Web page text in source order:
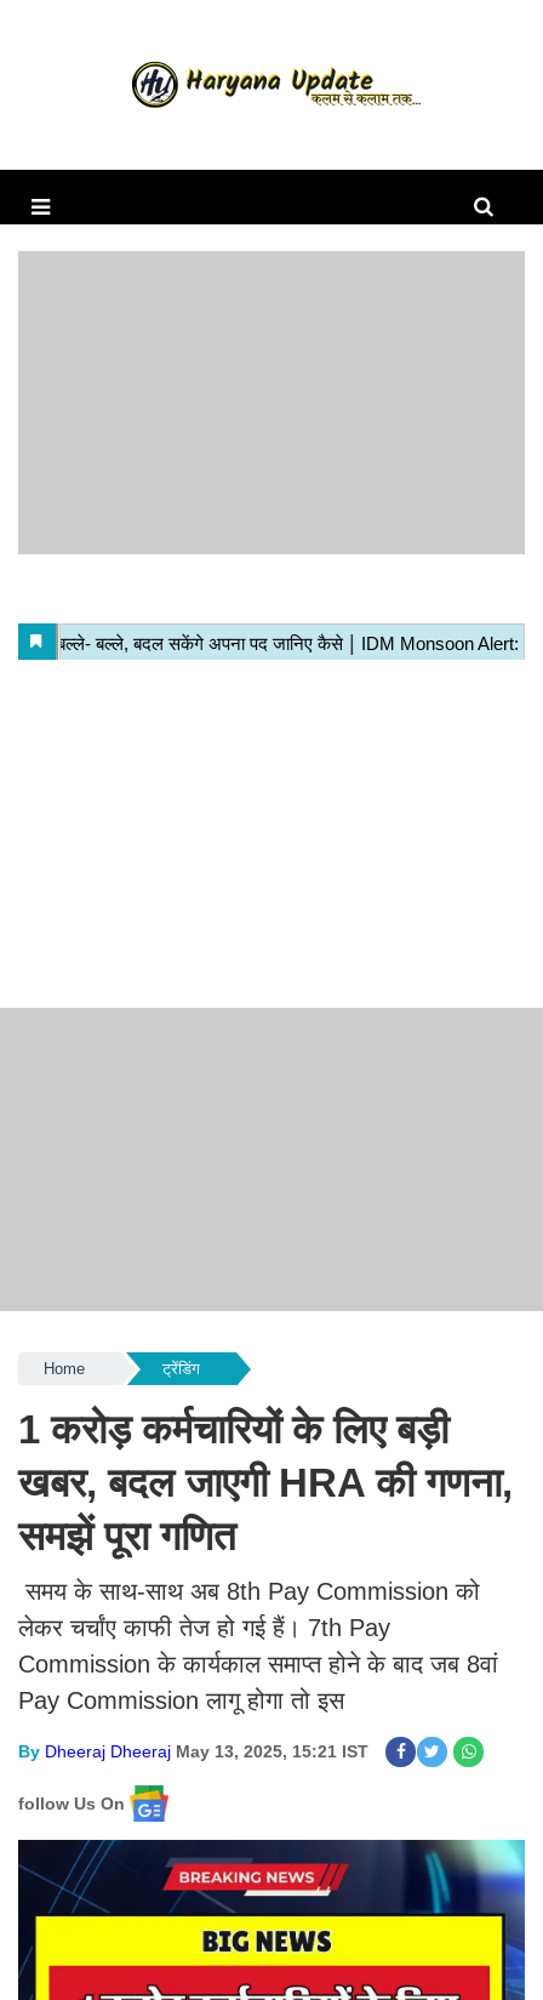
Home ट्रेंडिंग
1 करोड़ कर्मचारियों के लिए बड़ी
खबर, बदल जाएगी HRA की गणना,
समझें पूरा गणित
समय के साथ-साथ अब 8th Pay Commission को
लेकर चर्चांए काफी तेज हो गई हैं। 7th Pay
Commission के कार्यकाल समाप्त होने के बाद जब 8वां
Pay Commission लागू होगा तो इस
By Dheeraj Dheeraj May 13, 2025, 15:21 IST
follow Us On